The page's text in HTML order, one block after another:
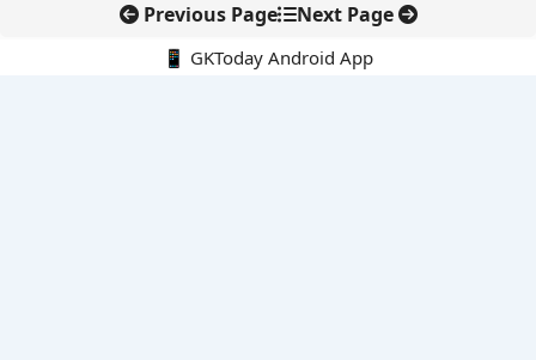
Previous Page Next Page
📱 GKToday Android App